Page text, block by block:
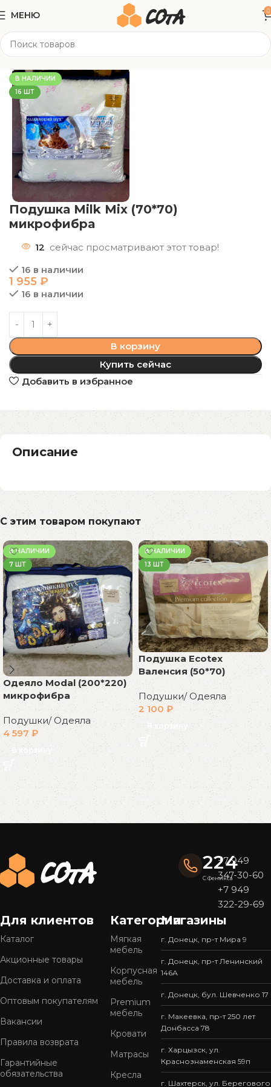
МЕНЮ 0
Текстиль
В НАЛИЧИИ
16 ШТ
Подушка Milk Mix (70*70)
микрофибра
12 сейчас просматривают этот товар!
16 в наличии
1 955 ₽
16 в наличии
В корзину
Купить сейчас
Добавить в избранное
Описание
С этим товаром покупают
В НАЛИЧИИ
7 ШТ
Одеяло Modal (200*220)
микрофибра
Подушки/ Одеяла
4 597 ₽
В корзину
В НАЛИЧИИ
13 ШТ
Подушка Ecotex
Валенсия (50*70)
Подушки/ Одеяла
2 100 ₽
В корзину
Read More
224
С Феникса
+7 949
347-30-60
+7 949
322-29-69
Для клиентов
Каталог
Акционные товары
Доставка и оплата
Оптовым покупателям
Вакансии
Правила возврата
Гарантийные
обязательства
Категории
Мягкая
мебель
Корпусная
мебель
Premium
мебель
Кровати
Матрасы
Кресла
Магазины
г. Донецк, пр-т Мира 9
г. Донецк, пр-т Ленинский
146А
г. Донецк, бул. Шевченко 17
г. Макеевка, пр-т 250 лет
Донбасса 78
г. Харцызск, ул.
Краснознаменская 59п
г. Шахтерск, ул. Берегового